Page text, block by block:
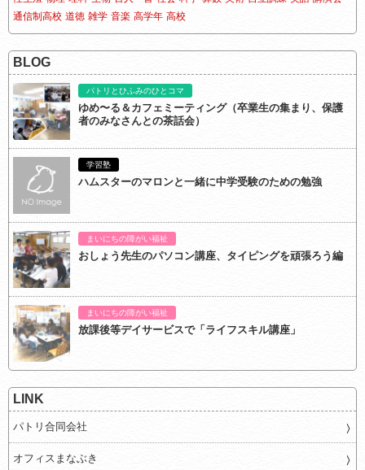
通信制高校 道徳 雑学 音楽 高学年 高校
BLOG
パトリとひふみのひとコマ
ゆめ〜る＆カフェミーティング（卒業生の集まり、保護
者のみなさんとの茶話会）
学習塾
ハムスターのマロンと一緒に中学受験のための勉強
まいにちの障がい福祉
おしょう先生のパソコン講座、タイピングを頑張ろう編
まいにちの障がい福祉
放課後等デイサービスで「ライフスキル講座」
LINK
パトリ合同会社
オフィスまなぶき